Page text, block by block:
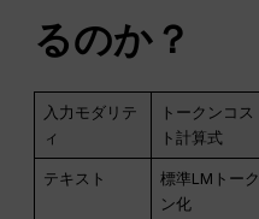
るのか？
入力モダリテ
ィ
トークンコス
ト計算式
テキスト
標準LMトーク
ン化